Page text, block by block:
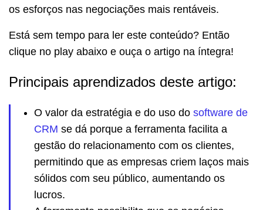
os esforços nas negociações mais rentáveis.
Está sem tempo para ler este conteúdo? Então
clique no play abaixo e ouça o artigo na íntegra!
Principais aprendizados deste artigo:
O valor da estratégia e do uso do software de
CRM se dá porque a ferramenta facilita a
gestão do relacionamento com os clientes,
permitindo que as empresas criem laços mais
sólidos com seu público, aumentando os
lucros.